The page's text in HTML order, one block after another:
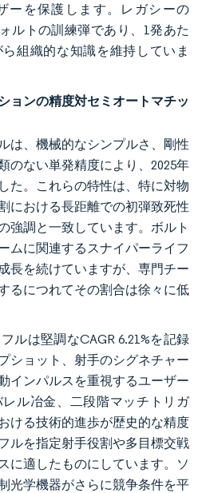
ーを保護します。レガシーの
ルトの訓練弾であり、1発あた
組織的な知識を維持していま
ョンの精度対セミオートマチッ
は、機械的なシンプルさ、剛性
のない単発精度により、2025年
た。これらの特性は、特に対物
における長距離での初弾致死性
強調と一致しています。ボルト
ムに関連するスナイパーライフ
長を続けていますが、専門チー
るにつれてその割合は徐々に低
ルは堅調なCAGR 6.21%を記録
ショット、射手のシグネチャー
インパルスを重視するユーザー
ル冶金、二段階マッチトリガ
ける技術的進歩が歴史的な精度
ルを指定射手役割や多目標交戦
に適したものにしています。ソ
光学機器がさらに競争条件を平